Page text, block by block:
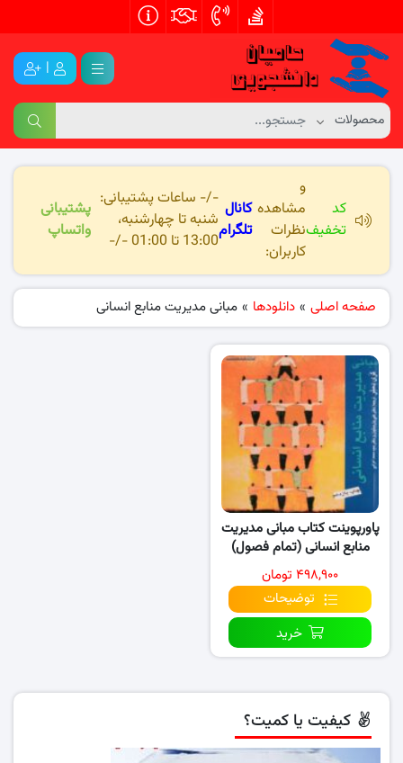
|
کد
تخفیف
و
مشاهده
نظرات
کاربران:
کانال
تلگرام
-/- ساعات پشتیبانی:
شنبه تا چهارشنبه،
13:00 تا 01:00 -/-
پشتیبانی
واتساپ
صفحه اصلی » دانلودها » مبانی مدیریت منابع انسانی
پاورپوینت کتاب مبانی مدیریت
منابع انسانی (تمام فصول)
۴۹۸,۹۰۰ تومان
توضیحات
خرید
کیفیت یا کمیت؟